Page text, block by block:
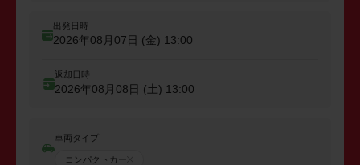
出発日時
2026年08月07日 (金) 13:00
返却日時
2026年08月08日 (土) 13:00
車両タイプ
コンパクトカー